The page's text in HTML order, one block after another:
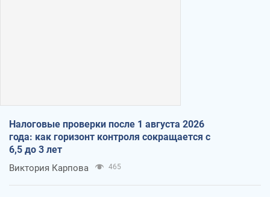
Налоговые проверки после 1 августа 2026
года: как горизонт контроля сокращается с
6,5 до 3 лет
Виктория Карпова 465